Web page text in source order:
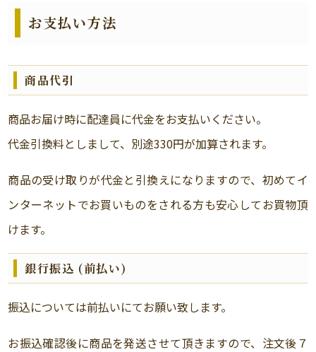
お支払い方法
商品代引
商品お届け時に配達員に代金をお支払いください。
代金引換料としまして、別途330円が加算されます。
商品の受け取りが代金と引換えになりますので、初めてイ
ンターネットでお買いものをされる方も安心してお買物頂
けます。
銀行振込 (前払い)
振込については前払いにてお願い致します。
お振込確認後に商品を発送させて頂きますので、注文後７